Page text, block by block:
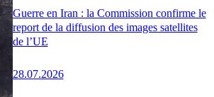
Guerre en Iran : la Commission confirme le
report de la diffusion des images satellites
de l’UE
28.07.2026